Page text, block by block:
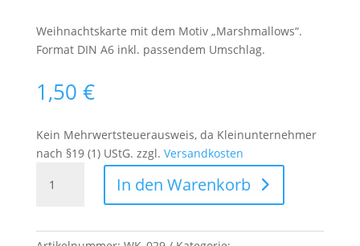
Weihnachtskarte mit dem Motiv „Marshmallows“.
Format DIN A6 inkl. passendem Umschlag.
1,50 €
Kein Mehrwertsteuerausweis, da Kleinunternehmer
nach §19 (1) UStG. zzgl. Versandkosten
Weihnachtskarte
"Marshmallows"In den Warenkorb